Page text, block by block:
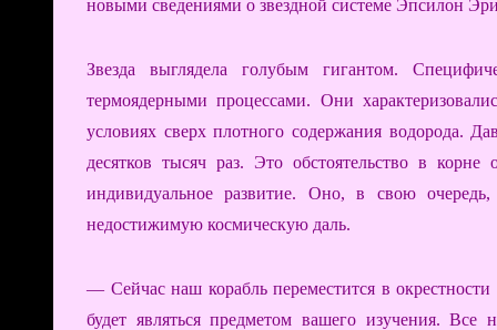
новыми сведениями о звездной системе Эпсилон
Звезда выглядела голубым гигантом.
термоядерными процессами. Они
условиях сверх плотного содержания водорода.
десятков тысяч раз. Это обстоятельство в
индивидуальное развитие. Оно, в свою
недостижимую космическую даль.
— Сейчас наш корабль переместится в
будет являться предметом вашего изучения. Все